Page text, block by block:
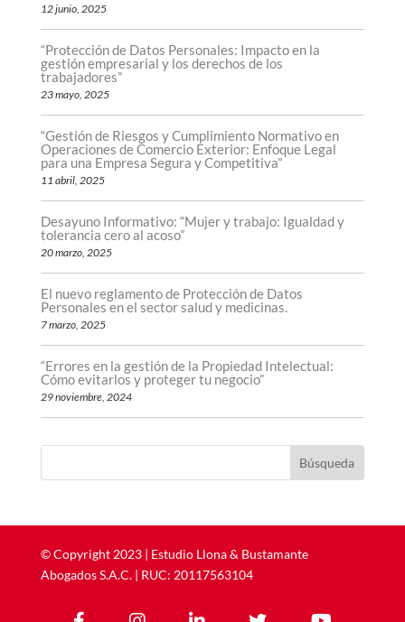
12 junio, 2025
“Protección de Datos Personales: Impacto en la
gestión empresarial y los derechos de los
trabajadores”
23 mayo, 2025
“Gestión de Riesgos y Cumplimiento Normativo en
Operaciones de Comercio Exterior: Enfoque Legal
para una Empresa Segura y Competitiva”
11 abril, 2025
Desayuno Informativo: “Mujer y trabajo: Igualdad y
tolerancia cero al acoso”
20 marzo, 2025
El nuevo reglamento de Protección de Datos
Personales en el sector salud y medicinas.
7 marzo, 2025
“Errores en la gestión de la Propiedad Intelectual:
Cómo evitarlos y proteger tu negocio”
29 noviembre, 2024
©Copyright2023 | ​​​​​​​Estudio Llona & Bustamante
Abogados S.A.C. | RUC: 20117563104